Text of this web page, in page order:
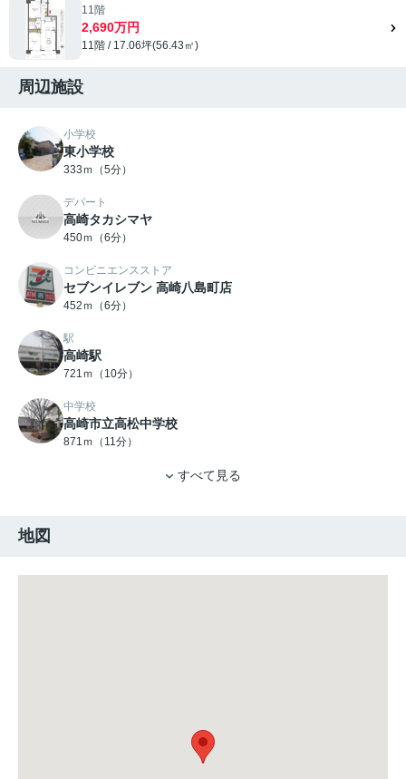
11階
2,690万円
11階 / 17.06坪(56.43㎡)
周辺施設
小学校
東小学校
333ｍ（5分）
デパート
高崎タカシマヤ
450ｍ（6分）
コンビニエンスストア
セブンイレブン 高崎八島町店
452ｍ（6分）
駅
高崎駅
721ｍ（10分）
中学校
高崎市立高松中学校
871ｍ（11分）
すべて見る
地図